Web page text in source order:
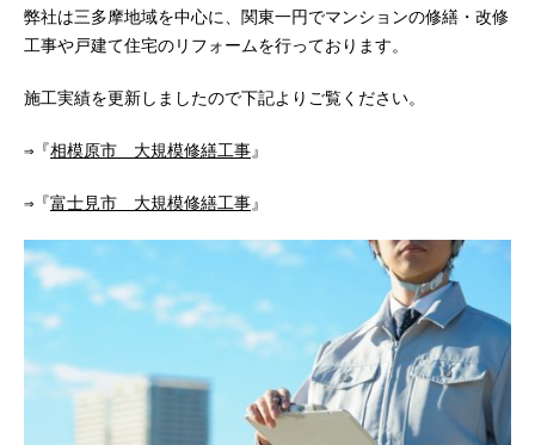
弊社は三多摩地域を中心に、関東一円でマンションの修繕・改修
工事や戸建て住宅のリフォームを行っております。
施工実績を更新しましたので下記よりご覧ください。
⇒『相模原市 大規模修繕工事』
⇒『富士見市 大規模修繕工事』